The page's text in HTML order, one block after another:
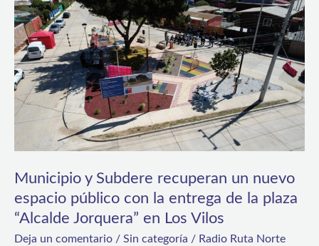
Municipio y Subdere recuperan un nuevo
espacio público con la entrega de la plaza
“Alcalde Jorquera” en Los Vilos
Deja un comentario / Sin categoría / Radio Ruta Norte
y
Subdere
recuperan
un
nuevo
con
la